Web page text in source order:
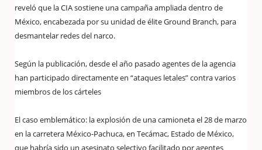
reveló que la CIA sostiene una campaña ampliada dentro de
México, encabezada por su unidad de élite Ground Branch, para
desmantelar redes del narco.
Según la publicación, desde el año pasado agentes de la agencia
han participado directamente en “ataques letales” contra varios
miembros de los cárteles
El caso emblemático: la explosión de una camioneta el 28 de marzo
en la carretera México-Pachuca, en Tecámac, Estado de México,
que habría sido un asesinato selectivo facilitado por agentes